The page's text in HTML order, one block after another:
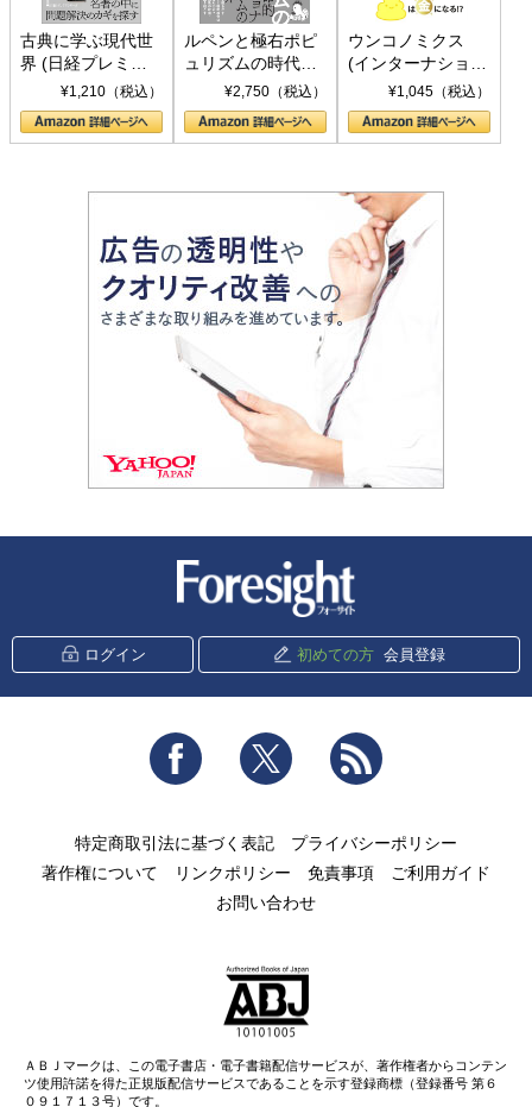
古典に学ぶ現代世
界 (日経プレミア
シリーズ)¥1,210（税込）
ルペンと極右ポピ
ュリズムの時代：
〈ヤヌス〉の二つ
の顔
¥2,750（税込）
ウンコノミクス
(インターナショナ
ル新書)¥1,045（税込）
ログイン 初めての方 会員登録
Facebook Twitter
特定商取引法に基づく表記
プライバシーポリシー
著作権について
リンクポリシー 免責事項
ご利用ガイド
お問い合わせ
ＡＢＪマークは、この電子書店・電子書籍配信サービスが、著作権者からコンテン
ツ使用許諾を得た正規版配信サービスであることを示す登録商標（登録番号 第６
０９１７１３号）です。